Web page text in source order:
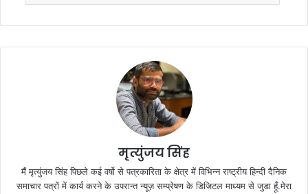
मृत्युंजय सिंह
मैं मृत्युंजय सिंह पिछले कई वर्षो से पत्रकारिता के क्षेत्र में विभिन्न राष्ट्रीय हिन्दी दैनिक
समाचार पत्रों में कार्य करने के उपरान्त न्यूज़ सम्प्रेषण के डिजिटल माध्यम से जुडा हूँ.मेरा